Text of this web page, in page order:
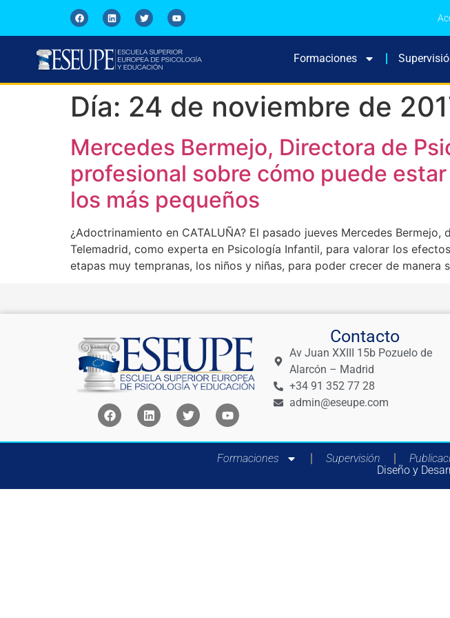
Formaciones
Día: 24 de noviembre de
Mercedes Bermejo, Directora de
profesional sobre cómo puede
los más pequeños
¿Adoctrinamiento en CATALUÑA? El pasado jueves Mercedes
Telemadrid, como experta en Psicología Infantil, para valorar los
etapas muy tempranas, los niños y niñas, para poder crecer de manera
Contacto
Av Juan XXIII 15b Pozuelo de
Alarcón – Madrid
+34 91 352 77 28
admin@eseupe.com
Formaciones Supervisión
Diseño y